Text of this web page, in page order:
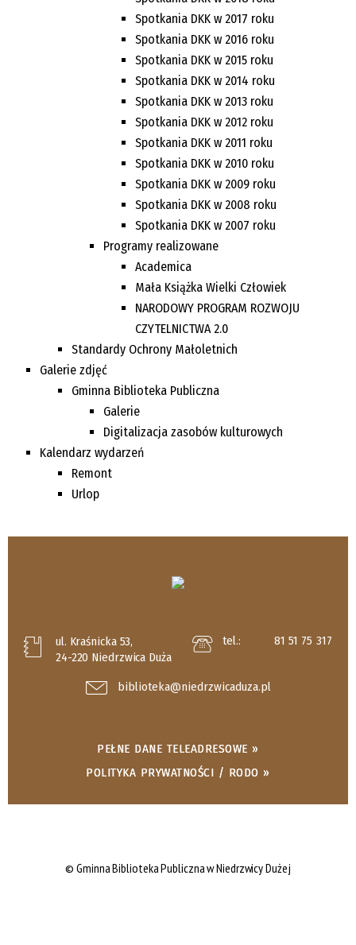
Spotkania DKK w 2017 roku
Spotkania DKK w 2016 roku
Spotkania DKK w 2015 roku
Spotkania DKK w 2014 roku
Spotkania DKK w 2013 roku
Spotkania DKK w 2012 roku
Spotkania DKK w 2011 roku
Spotkania DKK w 2010 roku
Spotkania DKK w 2009 roku
Spotkania DKK w 2008 roku
Spotkania DKK w 2007 roku
Programy realizowane
Academica
Mała Książka Wielki Człowiek
NARODOWY PROGRAM ROZWOJU
CZYTELNICTWA 2.0
Standardy Ochrony Małoletnich
Galerie zdjęć
Gminna Biblioteka Publiczna
Galerie
Digitalizacja zasobów kulturowych
Kalendarz wydarzeń
Remont
Urlop
ul. Kraśnicka 53,
24-220 Niedrzwica Duża
tel.: 81 51 75 317
biblioteka@niedrzwicaduza.pl
PEŁNE DANE TELEADRESOWE »
POLITYKA PRYWATNOŚCI / RODO »
© Gminna Biblioteka Publiczna w Niedrzwicy Dużej